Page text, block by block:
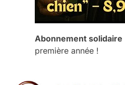
Abonnement solidaire
première année !